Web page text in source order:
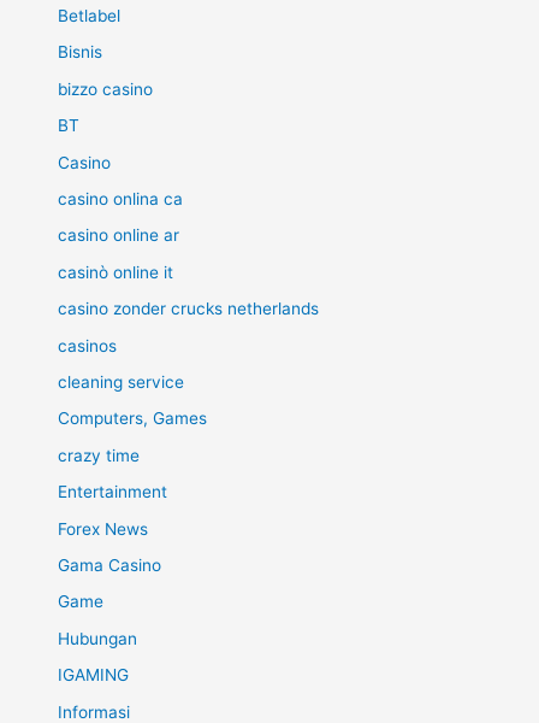
Betlabel
Bisnis
bizzo casino
BT
Casino
casino onlina ca
casino online ar
casinò online it
casino zonder crucks netherlands
casinos
cleaning service
Computers, Games
crazy time
Entertainment
Forex News
Gama Casino
Game
Hubungan
IGAMING
Informasi